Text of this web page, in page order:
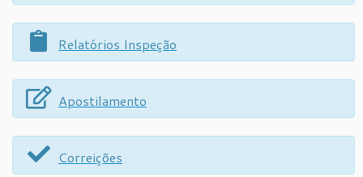
Relatórios Inspeção
Apostilamento
Correições